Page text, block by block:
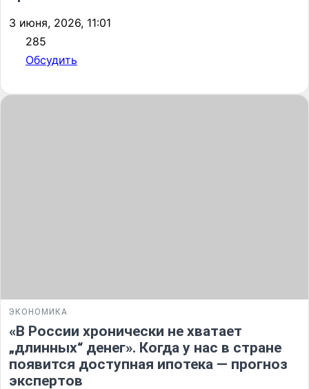
3 июня, 2026, 11:01
285
Обсудить
ЭКОНОМИКА
«В России хронически не хватает
„длинных“ денег». Когда у нас в стране
появится доступная ипотека — прогноз
экспертов